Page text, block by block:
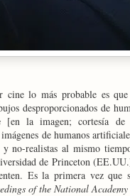
cine lo más probable es
desproporcionados de
[en la imagen; cortesía de
de humanos
y no-realistas al mismo
de Princeton
Es la primera vez que
of the National Academy